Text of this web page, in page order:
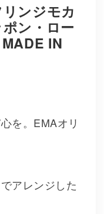
ンジモカ
ン・ロー
IN
を。EMAオリ
アレンジした